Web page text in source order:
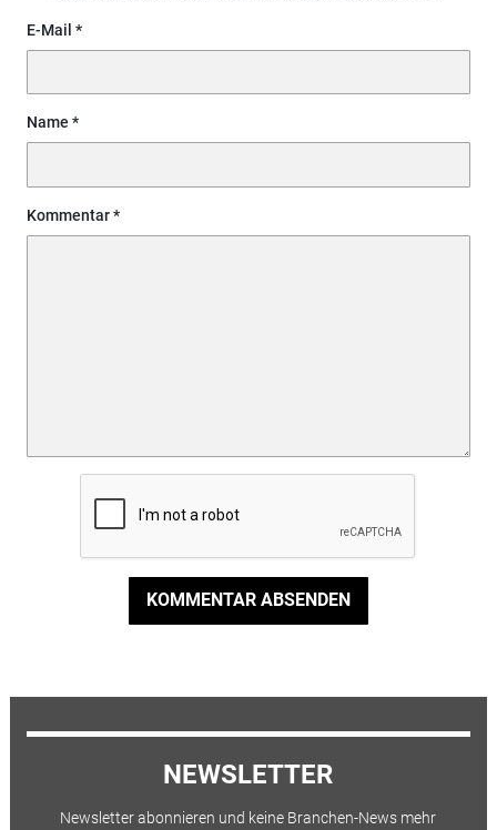
E-Mail
Name
Kommentar
KOMMENTAR ABSENDEN
NEWSLETTER
Newsletter abonnieren und keine Branchen-News mehr